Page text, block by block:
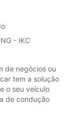
- IKC
de negócios ou
tem a solução
o seu veículo
de condução